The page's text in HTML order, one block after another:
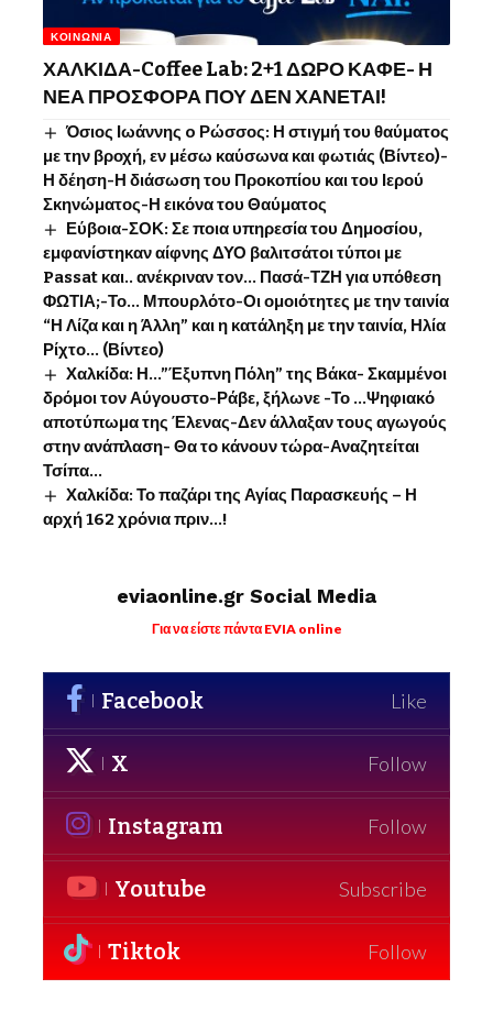
ΚΟΙΝΩΝΊΑ
ΧΑΛΚΙΔΑ-Coffee Lab: 2+1 ΔΩΡΟ ΚΑΦΕ- Η
ΝΕΑ ΠΡΟΣΦΟΡΑ ΠΟΥ ΔΕΝ ΧΑΝΕΤΑΙ!
Όσιος Ιωάννης o Ρώσσος: Η στιγμή του θαύματος
με την βροχή, εν μέσω καύσωνα και φωτιάς (Βίντεο)-
Η δέηση-Η διάσωση του Προκοπίου και του Ιερού
Σκηνώματος-Η εικόνα του Θαύματος
Εύβοια-ΣΟΚ: Σε ποια υπηρεσία του Δημοσίου,
εμφανίστηκαν αίφνης ΔΥΟ βαλιτσάτοι τύποι με
Passat και.. ανέκριναν τον… Πασά-ΤΖΗ για υπόθεση
ΦΩΤΙΑ;-Το… Μπουρλότο-Οι ομοιότητες με την ταινία
“Η Λίζα και η Άλλη” και η κατάληξη με την ταινία, Ηλία
Ρίχτο… (Βίντεο)
Χαλκίδα: Η…”Έξυπνη Πόλη” της Βάκα- Σκαμμένοι
δρόμοι τον Αύγουστο-Ράβε, ξήλωνε -Το …Ψηφιακό
αποτύπωμα της Έλενας-Δεν άλλαξαν τους αγωγούς
στην ανάπλαση- Θα το κάνουν τώρα-Αναζητείται
Τσίπα…
Χαλκίδα: Το παζάρι της Αγίας Παρασκευής – Η
αρχή 162 χρόνια πριν…!
eviaonline.gr Social Media
Για να είστε πάντα EVIA online
Facebook Like
X Follow
Instagram Follow
Youtube Subscribe
Tiktok Follow